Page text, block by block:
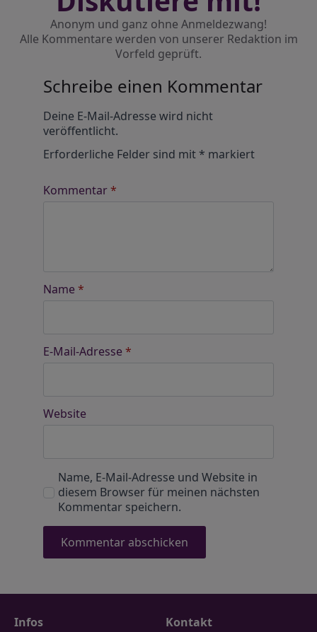
Anonym und ganz ohne Anmeldezwang!
Alle Kommentare werden von unserer Redaktion im
Vorfeld geprüft.
Schreibe einen Kommentar
Deine E-Mail-Adresse wird nicht
veröffentlicht.
Erforderliche Felder sind mit* markiert
Kommentar*
Name *
E-Mail-Adresse *
Website
Name, E-Mail-Adresse und Website in
diesem Browser für meinen nächsten
Kommentar speichern.
Infos Kontakt